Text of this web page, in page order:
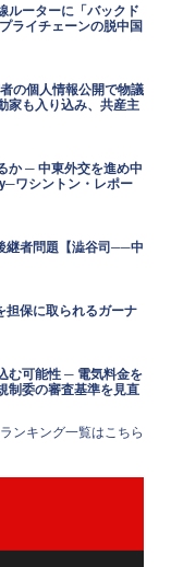
ルーターに「バックド
ライチェーンの脱中国
の個人情報公開で物議
家も入り込み、共産主
か ─ 中東外交を進め中
ワシントン・レポー
継者問題【澁谷司──中
担保に取られるガーナ
む可能性 ─ 電気料金を
制委の審査基準を見直
ランキング一覧はこちら